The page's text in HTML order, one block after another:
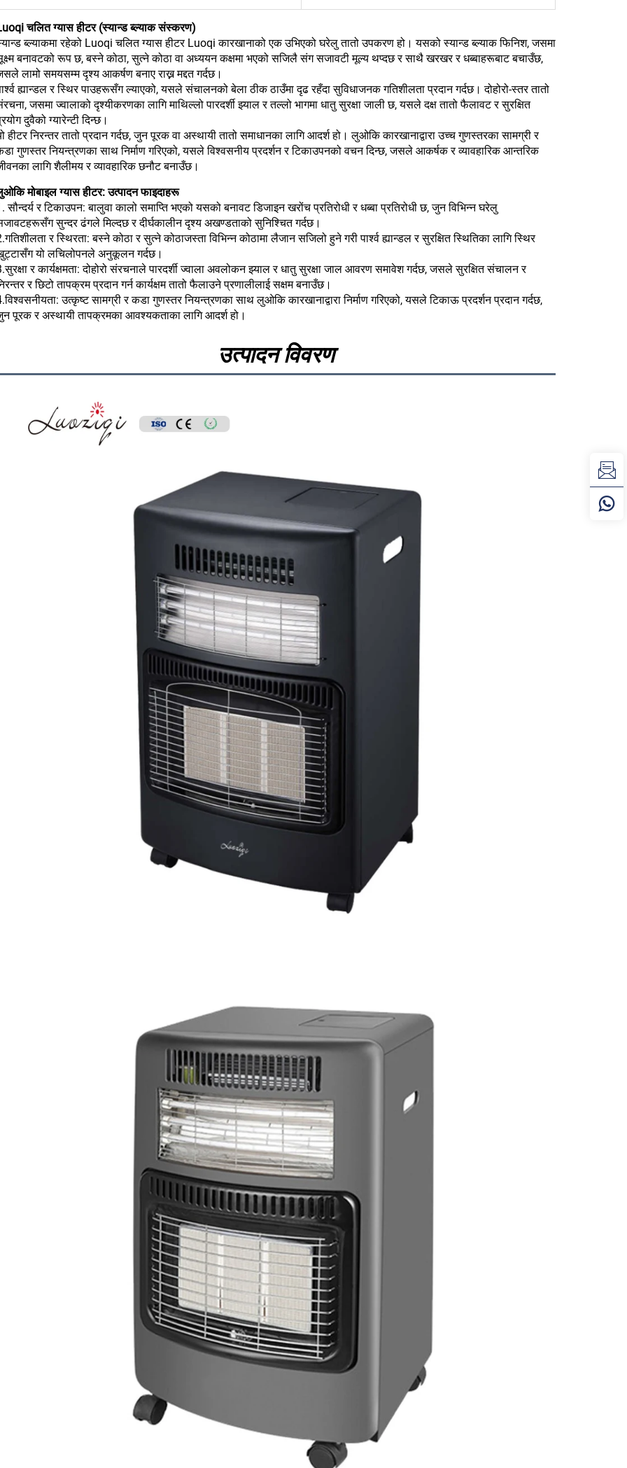
चलित ग्यास हीटर (स्यान्ड ब्ल्याक संस्करण)
ब्ल्याकमा रहेको Luoqi चलित ग्यास हीटर Luoqi कारखानाको एक उभिएको घरेलु तातो उपकरण हो। यसको स्यान्ड ब्ल्याक फिनिश, जसमा
बनावटको रूप छ, बस्ने कोठा, सुत्ने कोठा वा अध्ययन कक्षमा भएको सजिलै संग सजावटी मूल्य थप्दछ र साथै खरखर र धब्बाहरूबाट बचाउँछ,
लामो समयसम्म दृश्य आकर्षण बनाए राख्न मद्दत गर्दछ।
ह्यान्डल र स्थिर पाउहरूसँग ल्याएको, यसले संचालनको बेला ठीक ठाउँमा दृढ रहँदा सुविधाजनक गतिशीलता प्रदान गर्दछ। दोहोरो-स्तर तातो
जसमा ज्वालाको दृश्यीकरणका लागि माथिल्लो पारदर्शी झ्याल र तल्लो भागमा धातु सुरक्षा जाली छ, यसले दक्ष तातो फैलावट र सुरक्षित
दुवैको ग्यारेन्टी दिन्छ।
हीटर निरन्तर तातो प्रदान गर्दछ, जुन पूरक वा अस्थायी तातो समाधानका लागि आदर्श हो। लुओकि कारखानाद्वारा उच्च गुणस्तरका सामग्री र
गुणस्तर नियन्त्रणका साथ निर्माण गरिएको, यसले विश्वसनीय प्रदर्शन र टिकाउपनको वचन दिन्छ, जसले आकर्षक र व्यावहारिक आन्तरिक
लागि शैलीमय र व्यावहारिक छनौट बनाउँछ।
मोबाइल ग्यास हीटर: उत्पादन फाइदाहरू
सौन्दर्य र टिकाउपन: बालुवा कालो समाप्ति भएको यसको बनावट डिजाइन खरोंच प्रतिरोधी र धब्बा प्रतिरोधी छ, जुन विभिन्न घरेलु
सुन्दर ढंगले मिल्दछ र दीर्घकालीन दृश्य अखण्डताको सुनिश्चित गर्दछ।
र स्थिरता: बस्ने कोठा र सुत्ने कोठाजस्ता विभिन्न कोठामा लैजान सजिलो हुने गरी पार्श्व ह्यान्डल र सुरक्षित स्थितिका लागि स्थिर
यो लचिलोपनले अनुकूलन गर्दछ।
र कार्यक्षमता: दोहोरो संरचनाले पारदर्शी ज्वाला अवलोकन झ्याल र धातु सुरक्षा जाल आवरण समावेश गर्दछ, जसले सुरक्षित संचालन र
र छिटो तापक्रम प्रदान गर्न कार्यक्षम तातो फैलाउने प्रणालीलाई सक्षम बनाउँछ।
उत्कृष्ट सामग्री र कडा गुणस्तर नियन्त्रणका साथ लुओकि कारखानाद्वारा निर्माण गरिएको, यसले टिकाऊ प्रदर्शन प्रदान गर्दछ,
पूरक र अस्थायी तापक्रमका आवश्यकताका लागि आदर्श हो।
उत्पादन विवरण